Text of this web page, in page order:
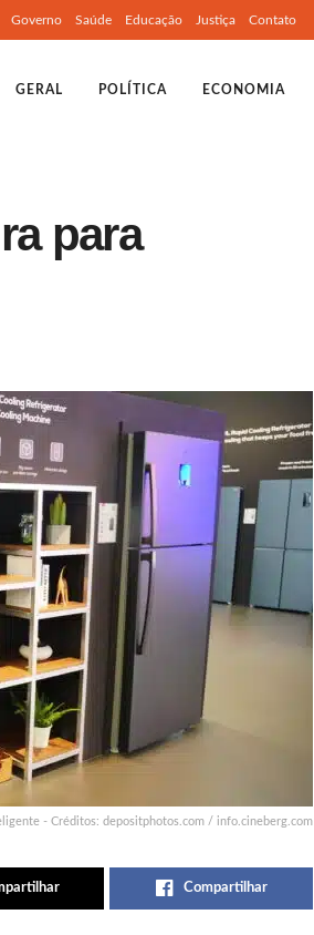
Governo Saúde Educação Justiça Contato
GERAL POLÍTICA ECONOMIA
para
- Créditos: depositphotos.com / info.cineberg.com
Compartilhar